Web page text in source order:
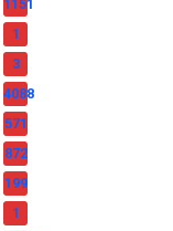
1151
1
3
4088
571
872
199
1